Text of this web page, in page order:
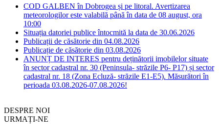
COD GALBEN în Dobrogea și pe litoral. Avertizarea
meteorologilor este valabilă până în data de 08 august, ora
10:00
Situația datoriei publice întocmită la data de 30.06.2026
Publicații de căsătorie din 04.08.2026
Publicație de căsătorie din 03.08.2026
ANUNȚ DE INTERES pentru deținătorii imobilelor situate
în sector cadastral nr. 30 (Peninsula- străzile P6- P17) și sector
cadastral nr. 18 (Zona Ecluză- străzile E1-E5). Măsurători în
perioada 03.08.2026-07.08.2026!
DESPRE NOI
URMAȚI-NE